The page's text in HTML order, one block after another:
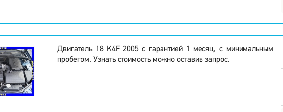
Двигатель 18 K4F 2005 с гарантией 1 месяц, с минимальным
пробегом. Узнать стоимость можно оставив запрос.